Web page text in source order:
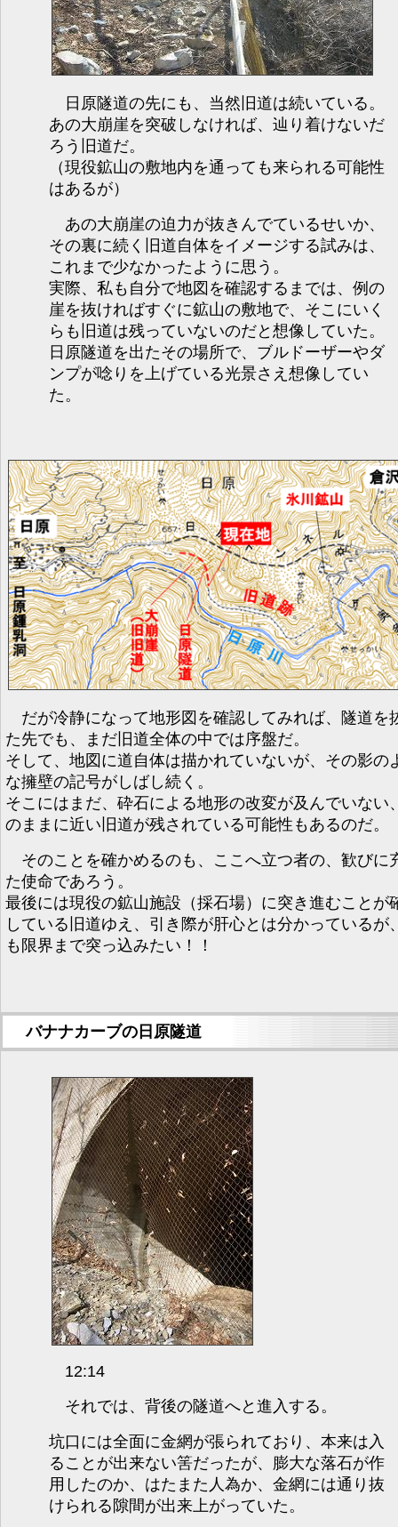
日原隧道の先にも、当然旧道は続いている。
あの大崩崖を突破しなければ、辿り着けないだ
ろう旧道だ。
（現役鉱山の敷地内を通っても来られる可能性
はあるが）
あの大崩崖の迫力が抜きんでているせいか、
その裏に続く旧道自体をイメージする試みは、
これまで少なかったように思う。
実際、私も自分で地図を確認するまでは、例の
崖を抜ければすぐに鉱山の敷地で、そこにいく
らも旧道は残っていないのだと想像していた。
日原隧道を出たその場所で、ブルドーザーやダ
ンプが唸りを上げている光景さえ想像してい
た。
だが冷静になって地形図を確認してみれば、隧道を
た先でも、まだ旧道全体の中では序盤だ。
そして、地図に道自体は描かれていないが、その影の
な擁壁の記号がしばし続く。
そこにはまだ、砕石による地形の改変が及んでいない
のままに近い旧道が残されている可能性もあるのだ。
そのことを確かめるのも、ここへ立つ者の、歓びに
た使命であろう。
最後には現役の鉱山施設（採石場）に突き進むことが
している旧道ゆえ、引き際が肝心とは分かっているが
も限界まで突っ込みたい！！
バナナカーブの日原隧道
12:14
それでは、背後の隧道へと進入する。
坑口には全面に金網が張られており、本来は入
ることが出来ない筈だったが、膨大な落石が作
用したのか、はたまた人為か、金網には通り抜
けられる隙間が出来上がっていた。